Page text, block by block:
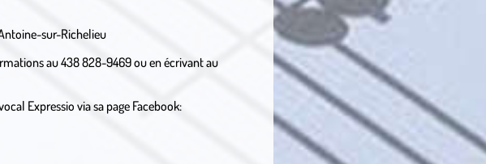
sur-Richelieu
au 438 828-9469 ou en écrivant au
Expressio via sa page Facebook: